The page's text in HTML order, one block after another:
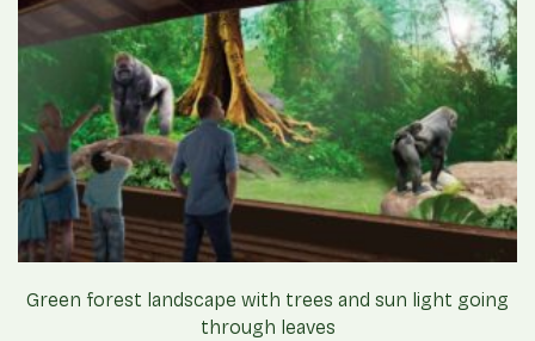
Green forest landscape with trees and sun light going
through leaves